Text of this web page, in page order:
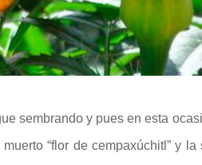
sembrando y pues en esta
“flor de cempaxúchitl” y